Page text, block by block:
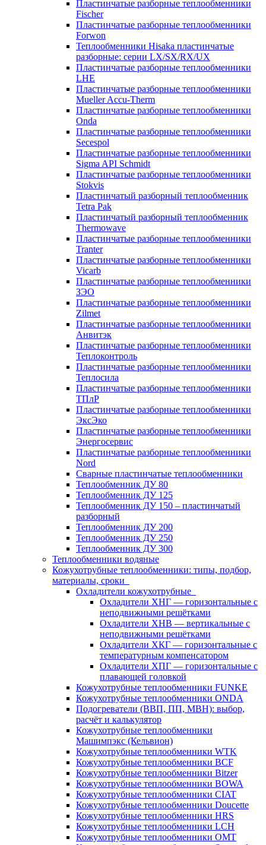
Пластинчатые разборные теплообменники
Fischer
Пластинчатые разборные теплообменники
Forwon
Теплообменники Hisaka пластинчатые
разборные: серии LX/SX/RX/UX
Пластинчатые разборные теплообменники
LHE
Пластинчатые разборные теплообменники
Mueller Accu-Therm
Пластинчатые разборные теплообменники
Onda
Пластинчатые разборные теплообменники
Secespol
Пластинчатые разборные теплообменники
Sigma API Schmidt
Пластинчатые разборные теплообменники
Stokvis
Пластинчатый разборный теплообменник
Tetra Pak
Пластинчатый разборный теплообменник
Thermowave
Пластинчатые разборные теплообменники
Tranter
Пластинчатые разборные теплообменники
Vicarb
Пластинчатые разборные теплообменники
ЗЭО
Пластинчатые разборные теплообменники
Zilmet
Пластинчатые разборные теплообменники
Анвитэк
Пластинчатые разборные теплообменники
Теплоконтроль
Пластинчатые разборные теплообменники
Теплосила
Пластинчатые разборные теплообменники
ТПлР
Пластинчатые разборные теплообменники
ЭксЭко
Пластинчатые разборные теплообменники
Энергосервис
Пластинчатые разборные теплообменники
Nord
Сварные пластинчатые теплообменники
Теплообменник ДУ 80
Теплообменник ДУ 125
Теплообменник ДУ 150 – пластинчатый
разборный
Теплообменник ДУ 200
Теплообменник ДУ 250
Теплообменник ДУ 300
Теплообменники водяные
Кожухотрубные теплообменники: типы, подбор,
материалы, сроки
Охладители кожухотрубные
Охладители ХНГ — горизонтальные с
неподвижными решётками
Охладители ХНВ — вертикальные с
неподвижными решётками
Охладители ХКГ — горизонтальные с
температурным компенсатором
Охладители ХПГ — горизонтальные с
плавающей головкой
Кожухотрубные теплообменники FUNKE
Кожухотрубные теплообменники ONDA
Подогреватели (ВВП, ПП, МВН): выбор,
расчёт и калькулятор
Кожухотрубные теплообменники
Машимпэкс (Кельвион)
Кожухотрубные теплообменники WTK
Кожухотрубные теплообменники BCF
Кожухотрубные теплообменники Bitzer
Кожухотрубные теплообменники BOWA
Кожухотрубные теплообменники CIAT
Кожухотрубные теплообменники Doucette
Кожухотрубные теплообменники HRS
Кожухотрубные теплообменники LCH
Кожухотрубные теплообменники OMT